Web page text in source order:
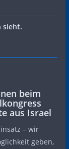
sieht.
beim
aus Israel
– wir
geben,